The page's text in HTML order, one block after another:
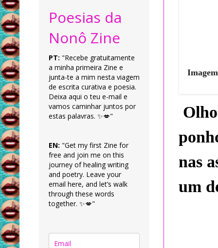
nas
um
Poesias da
Nonô Zine
PT: "Recebe gratuitamente
a minha primeira Zine e
junta-te a mim nesta viagem
de escrita curativa e poesia.
Deixa aqui o teu e-mail e
vamos caminhar juntos por
estas palavras. ✨💋"
EN: "Get my first Zine for
free and join me on this
journey of healing writing
and poetry. Leave your
email here, and let’s walk
through these words
together. ✨💋"